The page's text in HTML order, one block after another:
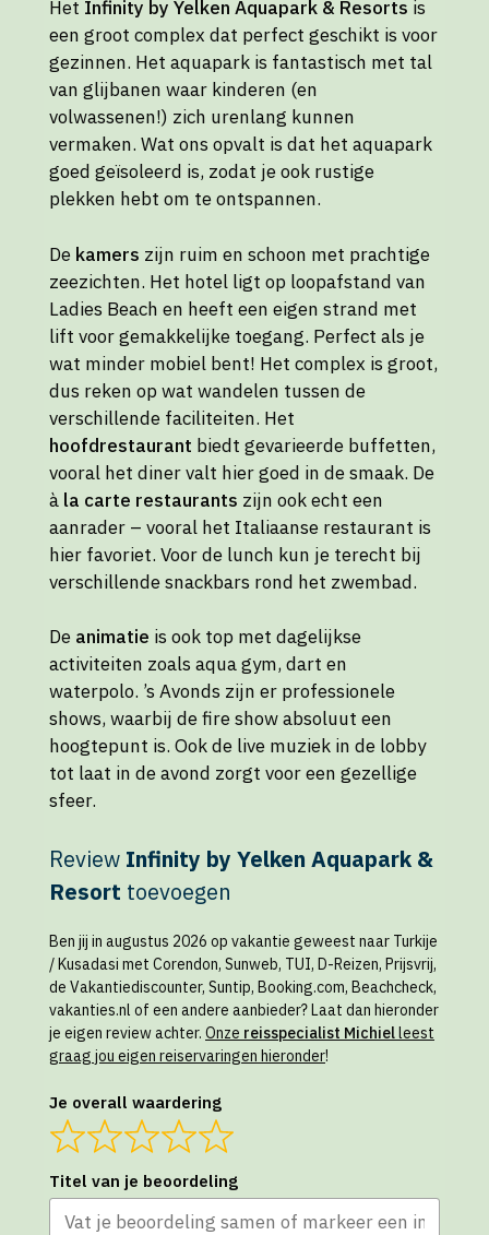
Het Infinity by Yelken Aquapark & Resorts is
een groot complex dat perfect geschikt is voor
gezinnen. Het aquapark is fantastisch met tal
van glijbanen waar kinderen (en
volwassenen!) zich urenlang kunnen
vermaken. Wat ons opvalt is dat het aquapark
goed geïsoleerd is, zodat je ook rustige
plekken hebt om te ontspannen.
De kamers zijn ruim en schoon met prachtige
zeezichten. Het hotel ligt op loopafstand van
Ladies Beach en heeft een eigen strand met
lift voor gemakkelijke toegang. Perfect als je
wat minder mobiel bent! Het complex is groot,
dus reken op wat wandelen tussen de
verschillende faciliteiten. Het
hoofdrestaurant biedt gevarieerde buffetten,
vooral het diner valt hier goed in de smaak. De
à la carte restaurants zijn ook echt een
aanrader – vooral het Italiaanse restaurant is
hier favoriet. Voor de lunch kun je terecht bij
verschillende snackbars rond het zwembad.
De animatie is ook top met dagelijkse
activiteiten zoals aqua gym, dart en
waterpolo. ’s Avonds zijn er professionele
shows, waarbij de fire show absoluut een
hoogtepunt is. Ook de live muziek in de lobby
tot laat in de avond zorgt voor een gezellige
sfeer.
Review Infinity by Yelken Aquapark &
Resort toevoegen
Ben jij in augustus 2026 op vakantie geweest naar Turkije
/ Kusadasi met Corendon, Sunweb, TUI, D-Reizen, Prijsvrij,
de Vakantiediscounter, Suntip, Booking.com, Beachcheck,
vakanties.nl of een andere aanbieder? Laat dan hieronder
je eigen review achter. Onze reisspecialist Michielleest
graag jou eigen reiservaringen hieronder!
Je overall waardering
Titel van je beoordeling